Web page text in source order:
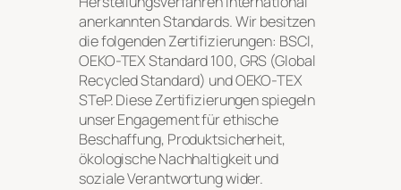
anerkannten Standards. Wir besitzen
die folgenden Zertifizierungen: BSCI,
OEKO-TEX Standard 100, GRS (Global
Recycled Standard) und OEKO-TEX
STeP. Diese Zertifizierungen spiegeln
unser Engagement für ethische
Beschaffung, Produktsicherheit,
ökologische Nachhaltigkeit und
soziale Verantwortung wider.